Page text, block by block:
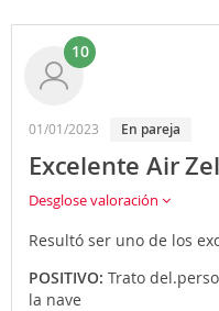
10
01/01/2023 En pareja
Excelente Air
Desglose valoración
Resultó ser uno de los
POSITIVO: Trato
la nave